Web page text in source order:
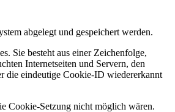
abgelegt und gespeichert werden.
Sie besteht aus einer Zeichenfolge,
Internetseiten und Servern, den
die eindeutige Cookie-ID wiedererkannt
Cookie-Setzung nicht möglich wären.